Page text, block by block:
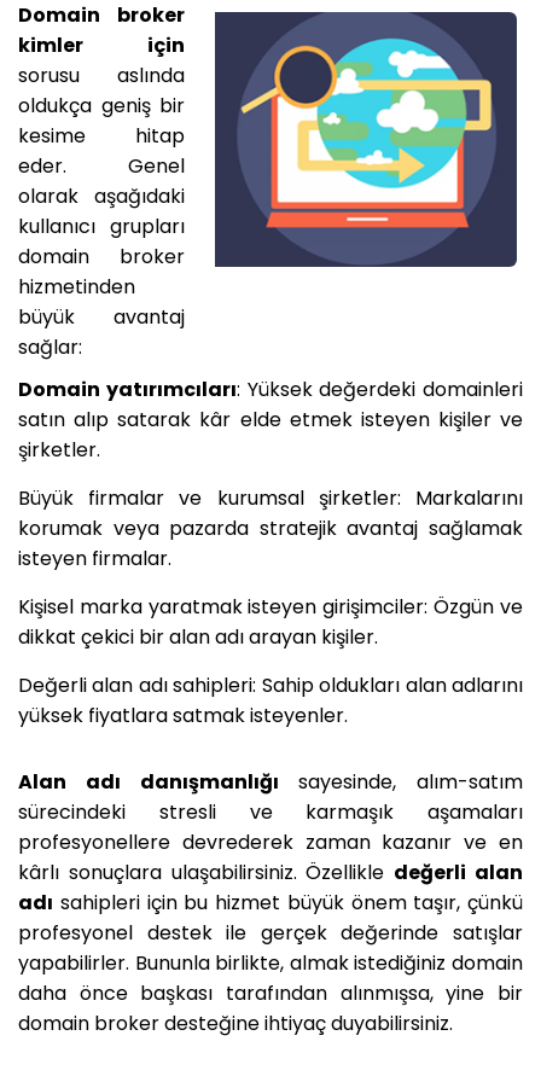
Domain broker
kimler için
sorusu aslında
oldukça geniş bir
kesime hitap
eder. Genel
olarak aşağıdaki
kullanıcı grupları
domain broker
hizmetinden
büyük avantaj
sağlar:
Domain yatırımcıları: Yüksek değerdeki domainleri
satın alıp satarak kâr elde etmek isteyen kişiler ve
şirketler.
Büyük firmalar ve kurumsal şirketler: Markalarını
korumak veya pazarda stratejik avantaj sağlamak
isteyen firmalar.
Kişisel marka yaratmak isteyen girişimciler: Özgün ve
dikkat çekici bir alan adı arayan kişiler.
Değerli alan adı sahipleri: Sahip oldukları alan adlarını
yüksek fiyatlara satmak isteyenler.
Alan adı danışmanlığı sayesinde, alım-satım
sürecindeki stresli ve karmaşık aşamaları
profesyonellere devrederek zaman kazanır ve en
kârlı sonuçlara ulaşabilirsiniz. Özellikle değerli alan
adı sahipleri için bu hizmet büyük önem taşır, çünkü
profesyonel destek ile gerçek değerinde satışlar
yapabilirler. Bununla birlikte, almak istediğiniz domain
daha önce başkası tarafından alınmışsa, yine bir
domain broker desteğine ihtiyaç duyabilirsiniz.